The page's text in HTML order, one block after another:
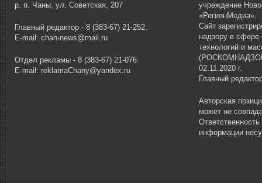
р. п. Чаны, ул. Советская, 207
Главный редактор - 8 (383-67) 21-252.
E-mail: chan-news@mail.ru
Отдел рекламы - 8 (383-67) 21-076.
E-mail: reklamaChany@yandex.ru
учреждение
«РегионМедиа».
Сайт
надзору в
технологий и
02.11.2020 г.
Главный
Авторская
может не
информации